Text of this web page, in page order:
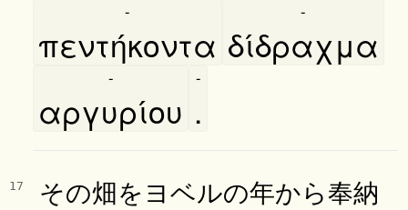
πεντήκοντα
-
δίδραχμα
-
αργυρίου
-
.
-
17
その畑をヨベルの年から奉納